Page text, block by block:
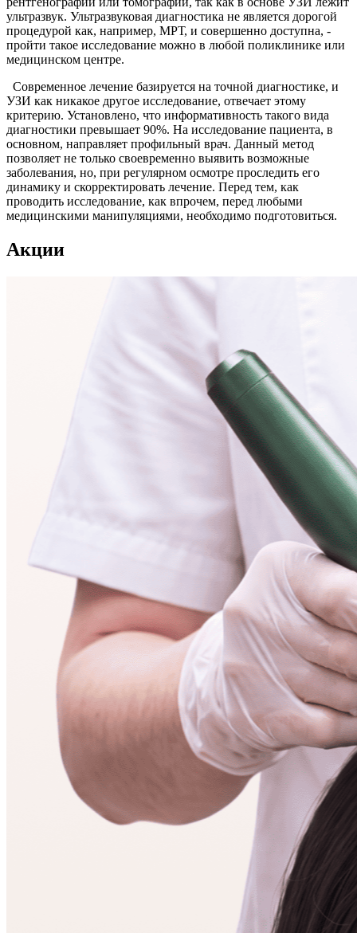
ультразвук. Ультразвуковая диагностика не является дорогой
процедурой как, например, МРТ, и совершенно доступна, -
пройти такое исследование можно в любой поликлинике или
медицинском центре.
Современное лечение базируется на точной диагностике, и
УЗИ как никакое другое исследование, отвечает этому
критерию. Установлено, что информативность такого вида
диагностики превышает 90%. На исследование пациента, в
основном, направляет профильный врач. Данный метод
позволяет не только своевременно выявить возможные
заболевания, но, при регулярном осмотре проследить его
динамику и скорректировать лечение. Перед тем, как
проводить исследование, как впрочем, перед любыми
медицинскими манипуляциями, необходимо подготовиться.
Акции